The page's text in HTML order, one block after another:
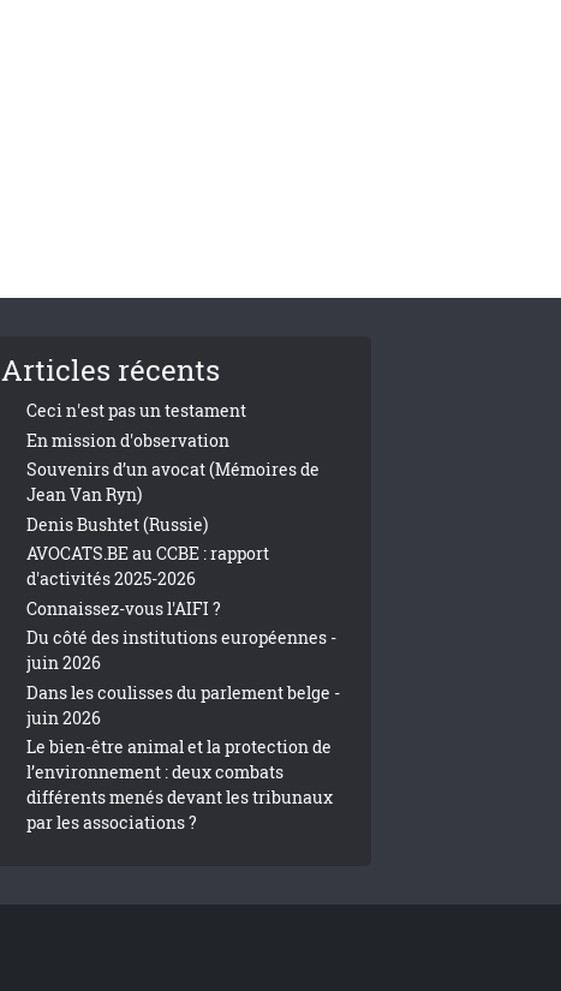
Articles récents
Ceci n'est pas un testament
En mission d'observation
Souvenirs d’un avocat (Mémoires de
Jean Van Ryn)
Denis Bushtet (Russie)
AVOCATS.BE au CCBE : rapport
d'activités 2025-2026
Connaissez-vous l'AIFI ?
Du côté des institutions européennes -
juin 2026
Dans les coulisses du parlement belge -
juin 2026
Le bien-être animal et la protection de
l’environnement : deux combats
différents menés devant les tribunaux
par les associations ?